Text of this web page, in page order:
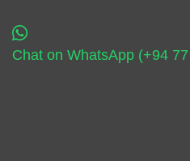
Chat on WhatsApp (+94